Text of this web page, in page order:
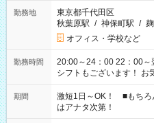
勤務地
東京都千代田区
秋葉原駅 / 神保町駅 /
オフィス・学校など
勤務時間
20:00～24：00 22：00～翌
シフトもございます！ お
期間
激短1日～OK！ ■もち
はアナタ次第！